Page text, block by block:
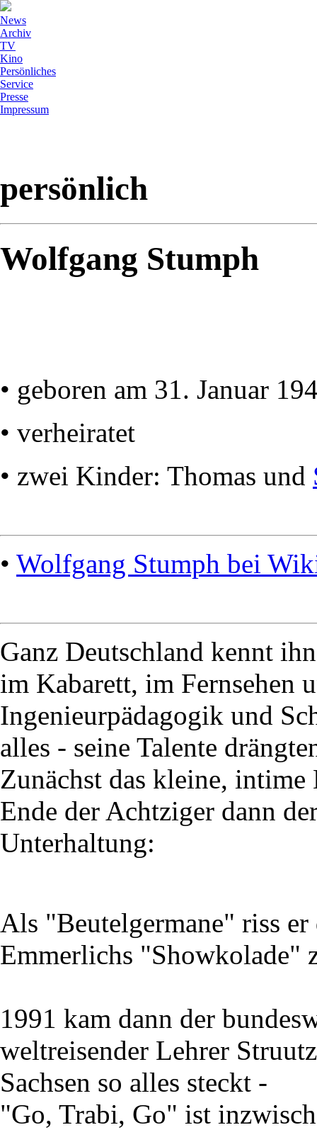
News
Archiv
TV
Kino
Persönliches
Service
Presse
Impressum
persönlich
Wolfgang Stumph
• geboren am 31. Januar
• verheiratet
• zwei Kinder: Thomas und
• Wolfgang Stumph bei
Ganz Deutschland kennt
im Kabarett, im Fernsehen
Ingenieurpädagogik und
alles - seine Talente
Zunächst das kleine,
Ende der Achtziger dann
Unterhaltung:
Als "Beutelgermane" riss
Emmerlichs "Showkolade"
1991 kam dann der
weltreisender Lehrer
Sachsen so alles steckt -
"Go, Trabi, Go" ist